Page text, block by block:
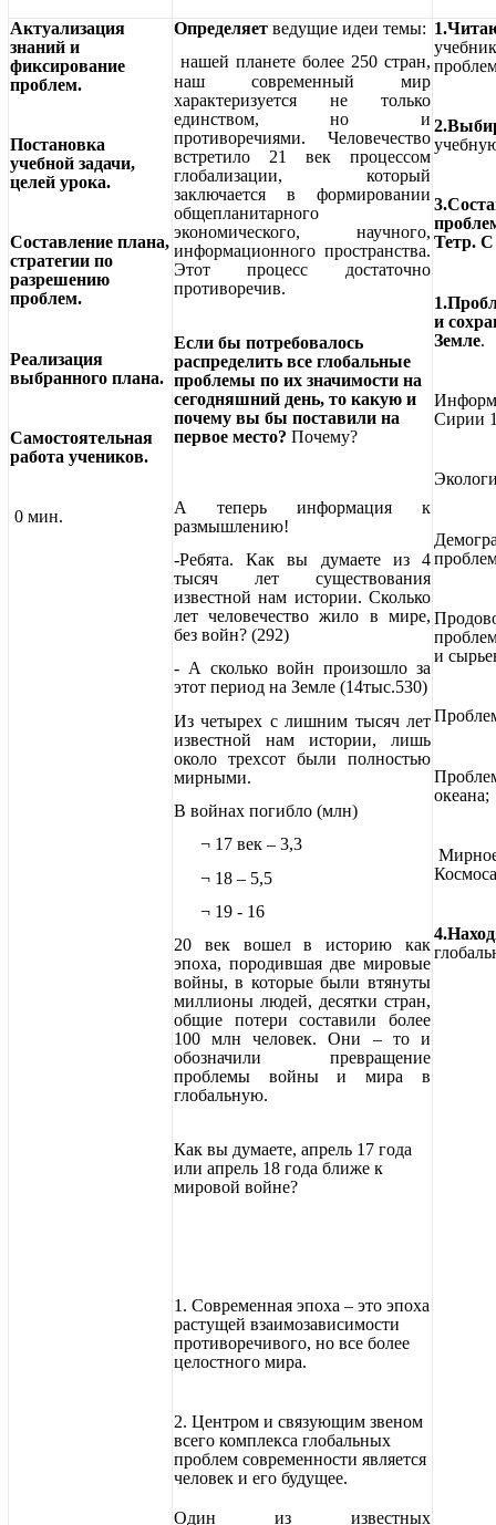
Актуализация
знаний и
фиксирование
проблем.
Постановка
учебной задачи,
целей урока.
Составление плана,
стратегии по
разрешению
проблем.
Реализация
выбранного плана.
Самостоятельная
работа учеников.
0 мин.
Определяет ведущие идеи темы:
нашей планете более 250 стран,
наш современный мир
характеризуется не только
единством, но и
противоречиями. Человечество
встретило 21 век процессом
глобализации, который
заключается в формировании
общепланитарного
экономического, научного,
информационного пространства.
Этот процесс достаточно
противоречив.
Если бы потребовалось
распределить все глобальные
проблемы по их значимости на
сегодняшний день, то какую и
почему вы бы поставили на
первое место? Почему?
А теперь информация к
размышлению!
-Ребята. Как вы думаете из 4
тысяч лет существования
известной нам истории. Сколько
лет человечество жило в мире,
без войн? (292)
- А сколько войн произошло за
этот период на Земле (14тыс.530)
Из четырех с лишним тысяч лет
известной нам истории, лишь
около трехсот были полностью
мирными.
В войнах погибло (млн)
¬ ​ 17 век – 3,3
¬ ​ 18 – 5,5
¬ ​ 19 - 16
20 век вошел в историю как
эпоха, породившая две мировые
войны, в которые были втянуты
миллионы людей, десятки стран,
общие потери составили более
100 млн человек. Они – то и
обозначили превращение
проблемы войны и мира в
глобальную.
Как вы думаете, апрель 17 года
или апрель 18 года ближе к
мировой войне?
1. Современная эпоха – это эпоха
растущей взаимозависимости
противоречивого, но все более
целостного мира.
2. Центром и связующим звеном
всего комплекса глобальных
проблем современности является
человек и его будущее.
Один из известных
Тетр. С
и
Земле.
Сирии
и
океана;